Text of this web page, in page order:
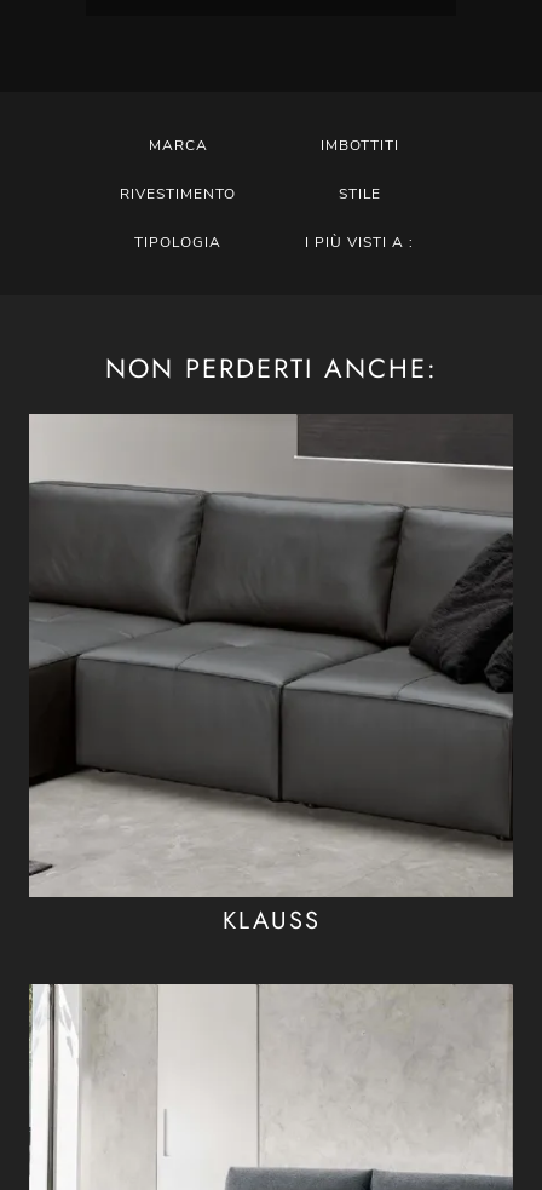
MARCA IMBOTTITI
RIVESTIMENTO STILE
TIPOLOGIA I PIÙ VISTI A :
NON PERDERTI ANCHE:
KLAUSS